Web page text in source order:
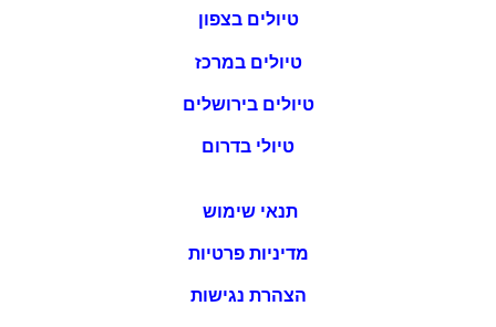
טיולים בצפון
טיולים במרכז
טיולים בירושלים
טיולי בדרום
תנאי שימוש
מדיניות פרטיות
הצהרת נגישות